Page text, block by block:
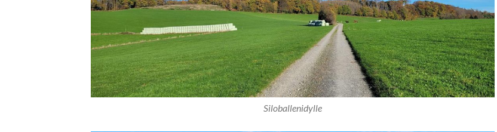
Siloballenidylle